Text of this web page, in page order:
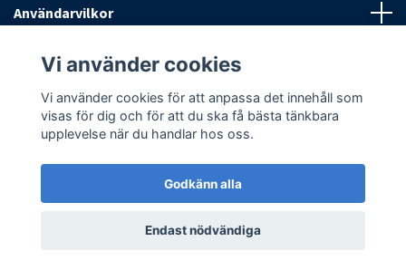
Användarvilkor
Sociala medier
© 2026 Antispinn AB
Vi använder cookies
Vi använder cookies för att anpassa det innehåll som
visas för dig och för att du ska få bästa tänkbara
upplevelse när du handlar hos oss.
Godkänn alla
Endast nödvändiga